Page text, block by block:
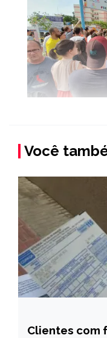
Você
CAPELINHA
Clientes com